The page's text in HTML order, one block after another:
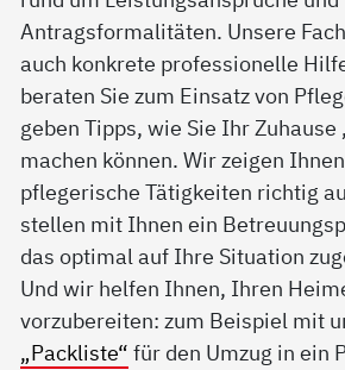
Antragsformalitäten. Unsere
auch konkrete professionelle
beraten Sie zum Einsatz von
geben Tipps, wie Sie Ihr
machen können. Wir zeigen
pflegerische Tätigkeiten richtig
stellen mit Ihnen ein
das optimal auf Ihre Situation
Und wir helfen Ihnen, Ihren
vorzubereiten: zum Beispiel mit
„Packliste“ für den Umzug in ein